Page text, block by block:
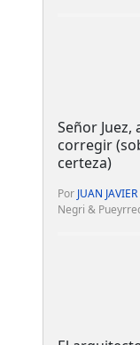
Señor
corregir
certeza)
Por JUAN
Negri &